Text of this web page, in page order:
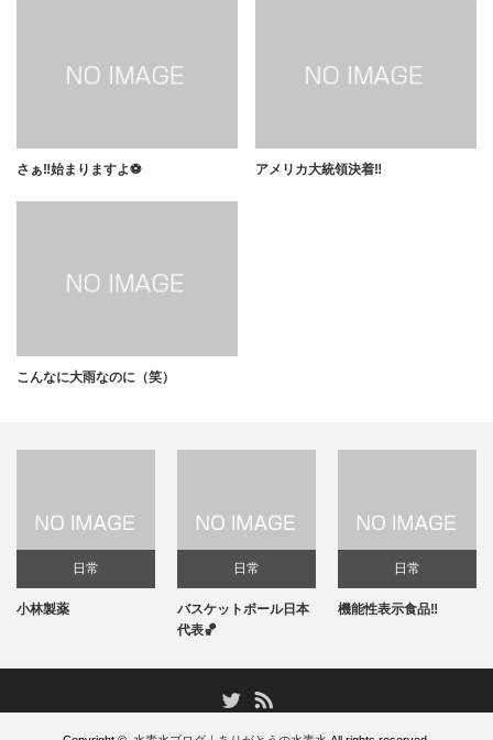
さぁ‼️始まりますよ⚽️ アメリカ大統領決着‼️
こんなに大雨なのに（笑）
日常
小林製薬
日常
バスケットボール日本
代表🏀
日常
機能性表示食品‼️
Twitter